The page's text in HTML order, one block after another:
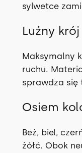
sylwetce
Luźny krój
Maksymalny
ruchu.
sprawdza się
Osiem
Beż, biel,
żółć. Obok